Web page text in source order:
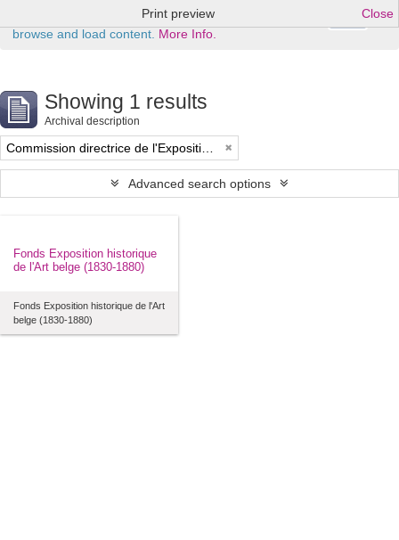
This website uses cookies to enhance your ability to
browse and load content. More Info.
Print preview Close
Showing 1 results
Archival description
Advanced search options
Fonds Exposition historique
de l'Art belge (1830-1880)
Fonds Exposition historique de l'Art
belge (1830-1880)